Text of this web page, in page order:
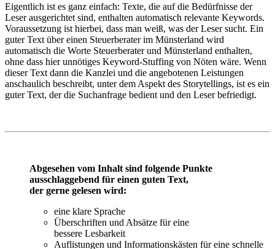
Eigentlich ist es ganz einfach: Texte, die auf die Bedürfnisse der
Leser ausgerichtet sind, enthalten automatisch relevante Keywords.
Voraussetzung ist hierbei, dass man weiß, was der Leser sucht. Ein
guter Text über einen Steuerberater im Münsterland wird
automatisch die Worte Steuerberater und Münsterland enthalten,
ohne dass hier unnötiges Keyword-Stuffing von Nöten wäre. Wenn
dieser Text dann die Kanzlei und die angebotenen Leistungen
anschaulich beschreibt, unter dem Aspekt des Storytellings, ist es ein
guter Text, der die Suchanfrage bedient und den Leser befriedigt.
Abgesehen vom Inhalt sind folgende Punkte
ausschlaggebend für einen guten Text,
der gerne gelesen wird:
eine klare Sprache
Überschriften und Absätze für eine
bessere Lesbarkeit
Auflistungen und Informationskästen für eine schnelle